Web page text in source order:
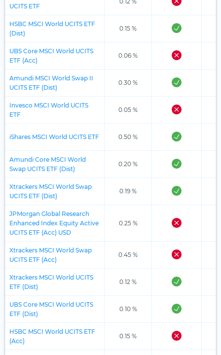
UCITS ETF
HSBC MSCI World UCITS ETF
(Dist)
0.15 %
UBS Core MSCI World UCITS
ETF (Acc)
0.06 %
Amundi MSCI World Swap II
UCITS ETF (Dist)
0.30 %
Invesco MSCI World UCITS
ETF
0.05 %
iShares MSCI World UCITS ETF 0.50 %
Amundi Core MSCI World
Swap UCITS ETF (Dist)
0.20 %
Xtrackers MSCI World Swap
UCITS ETF (Dist)
0.19 %
JPMorgan Global Research
Enhanced Index Equity Active
UCITS ETF (Acc) USD
0.25 %
Xtrackers MSCI World Swap
UCITS ETF (Acc)
0.45 %
Xtrackers MSCI World UCITS
ETF (Dist)
0.12 %
UBS Core MSCI World UCITS
ETF (Dist)
0.10 %
HSBC MSCI World UCITS ETF
(Acc)
0.15 %